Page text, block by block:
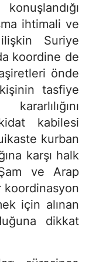
ihtimali ve
Suriye
koordine de
önde
tasfiye
kabilesi
kurban
karşı halk
ve Arap
koordinasyon
için alınan
dikkat